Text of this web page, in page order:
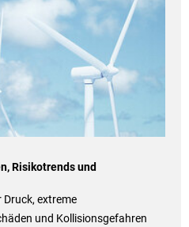
Risikotrends und
extreme
und Kollisionsgefahren